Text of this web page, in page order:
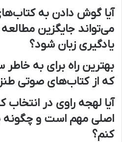
آیا گوش دادن به
می‌تواند جایگزین
یادگیری زبان شود؟
بهترین راه برای به
که از کتاب‌های صوتی
آیا لهجه راوی در
اصلی مهم است و چگونه
کنم؟